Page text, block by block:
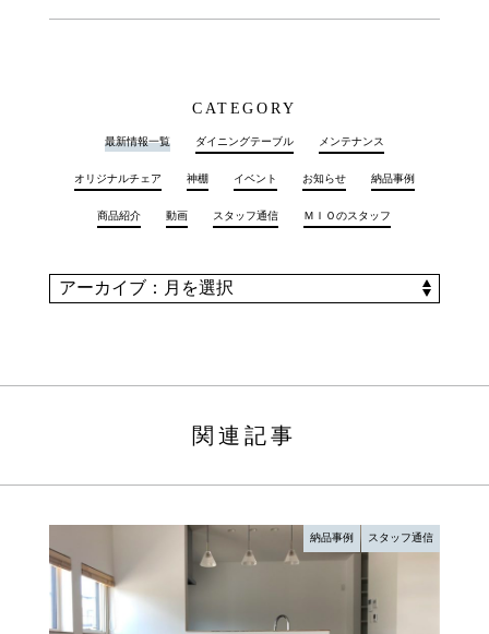
CATEGORY
最新情報一覧 ダイニングテーブル メンテナンス
オリジナルチェア 神棚 イベント お知らせ 納品事例
商品紹介 動画 スタッフ通信 ＭＩＯのスタッフ
関連記事
納品事例 スタッフ通信